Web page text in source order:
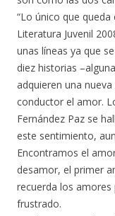
“Lo único que
Literatura Juvenil
unas líneas ya que
diez historias
adquieren una
conductor el amor.
Fernández Paz se
este sentimiento,
Encontramos el
desamor, el primer
recuerda los
frustrado.